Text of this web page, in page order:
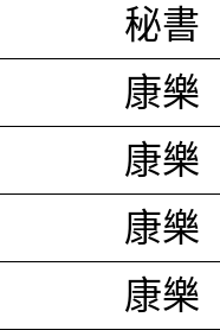
秘書
康樂
康樂
康樂
康樂